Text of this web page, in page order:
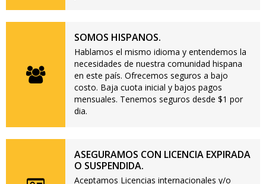
SOMOS HISPANOS.
Hablamos el mismo idioma y entendemos la
necesidades de nuestra comunidad hispana
en este país. Ofrecemos seguros a bajo
costo. Baja cuota inicial y bajos pagos
mensuales. Tenemos seguros desde $1 por
dia.
ASEGURAMOS CON LICENCIA EXPIRADA
O SUSPENDIDA.
Aceptamos Licencias internacionales y/o